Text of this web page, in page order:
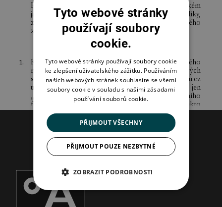
Tyto webové stránky
používají soubory
cookie.
Tyto webové stránky používají soubory cookie
ke zlepšení uživatelského zážitku. Používáním
našich webových stránek souhlasíte se všemi
soubory cookie v souladu s našimi zásadami
používání souborů cookie.
PŘIJMOUT VŠECHNY
PŘIJMOUT POUZE NEZBYTNÉ
ZOBRAZIT PODROBNOSTI